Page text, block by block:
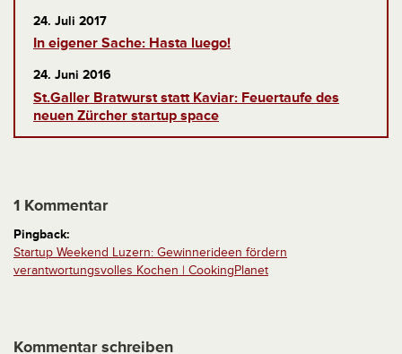
24. Juli 2017
In eigener Sache: Hasta luego!
24. Juni 2016
St.Galler Bratwurst statt Kaviar: Feuertaufe des
neuen Zürcher startup space
1 Kommentar
Pingback:
Startup Weekend Luzern: Gewinnerideen fördern
verantwortungsvolles Kochen | CookingPlanet
Kommentar schreiben